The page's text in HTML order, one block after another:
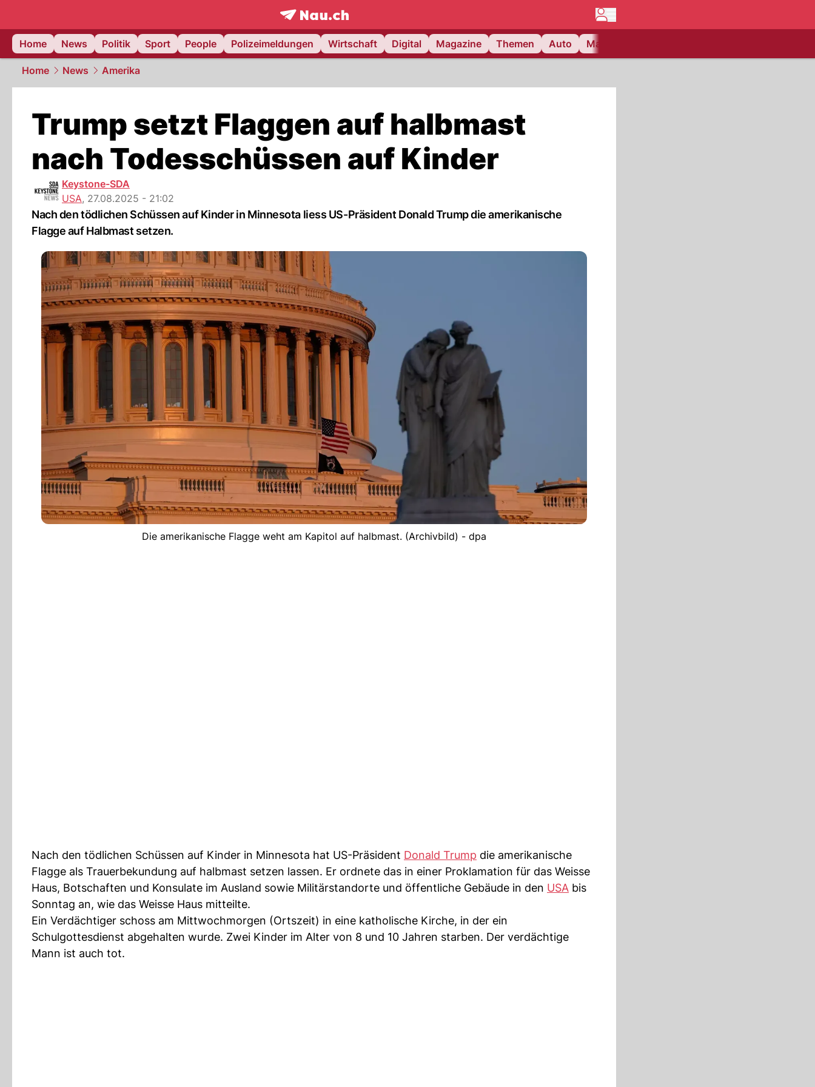
frontpage.NAU.ch
Home
News Politik Sport People Polizeimeldungen Wirtschaft Digital Magazine Themen Auto Matchcenter
Home News Amerika
Trump setzt Flaggen auf halbmast
nach Todesschüssen auf Kinder
Keystone-SDA
USA, 27.08.2025 - 21:02
Nach den tödlichen Schüssen auf Kinder in Minnesota liess US-Präsident Donald Trump die amerikanische
Flagge auf Halbmast setzen.
Die amerikanische Flagge weht am Kapitol auf halbmast. (Archivbild) - dpa
Nach den tödlichen Schüssen auf Kinder in Minnesota hat US-Präsident Donald Trump die amerikanische
Flagge als Trauerbekundung auf halbmast setzen lassen. Er ordnete das in einer Proklamation für das Weisse
Haus, Botschaften und Konsulate im Ausland sowie Militärstandorte und öffentliche Gebäude in den USA bis
Sonntag an, wie das Weisse Haus mitteilte.
Ein Verdächtiger schoss am Mittwochmorgen (Ortszeit) in eine katholische Kirche, in der ein
Schulgottesdienst abgehalten wurde. Zwei Kinder im Alter von 8 und 10 Jahren starben. Der verdächtige
Mann ist auch tot.